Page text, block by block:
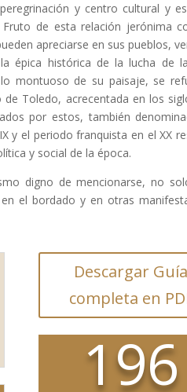
y centro cultural y
de esta relación jerónima
apreciarse en sus pueblos,
épica histórica de la lucha de
montuoso de su paisaje, se
Toledo, acrecentada en los
por estos, también
y el periodo franquista en el XX
y social de la época.
digno de mencionarse, no
el bordado y en otras
Descargar Guía
completa en
196